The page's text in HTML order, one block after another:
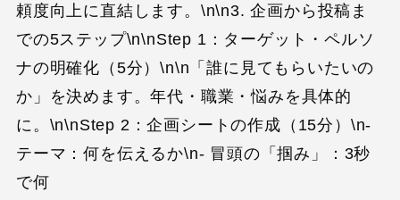
頼度向上に直結します。\n\n3. 企画から投稿ま
での5ステップ\n\nStep 1：ターゲット・ペルソ
ナの明確化（5分）\n\n「誰に見てもらいたいの
か」を決めます。年代・職業・悩みを具体的
に。\n\nStep 2：企画シートの作成（15分）\n-
テーマ：何を伝えるか\n- 冒頭の「掴み」：3秒
で何